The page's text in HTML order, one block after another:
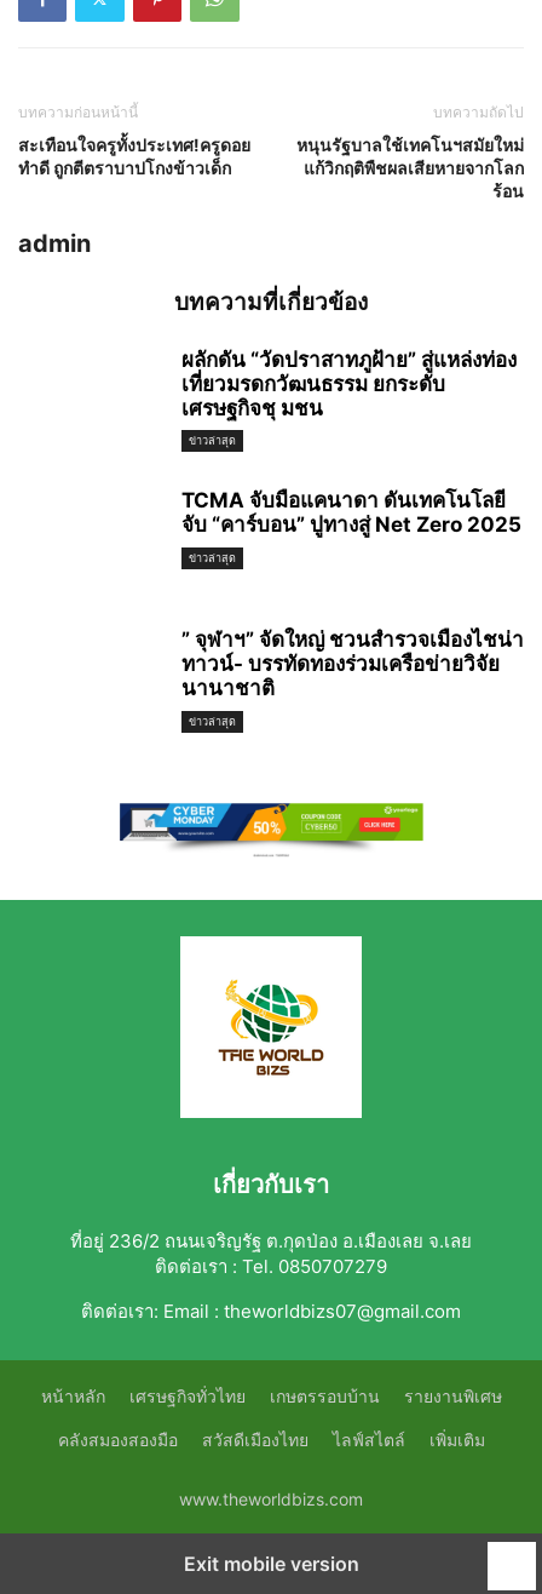
บทความก่อนหน้านี้
สะเทือนใจครูทั้งประเทศ!ครูดอย
ทำดี ถูกตีตราบาปโกงข้าวเด็ก
บทความถัดไป
หนุนรัฐบาลใช้เทคโนฯสมัยใหม่
แก้วิกฤติพืชผลเสียหายจากโลก
ร้อน
admin
บทความที่เกี่ยวข้อง
ผลักดัน “วัดปราสาทภูฝ้าย” สู่แหล่งท่อง
เที่ยวมรดกวัฒนธรรม ยกระดับ
เศรษฐกิจชุ มชน
ข่าวล่าสุด
TCMA จับมือแคนาดา ดันเทคโนโลยี
จับ “คาร์บอน” ปูทางสู่ Net Zero 2025
ข่าวล่าสุด
” จุฬาฯ” จัดใหญ่ ชวนสำรวจเมืองไชน่า
ทาวน์- บรรทัดทองร่วมเครือข่ายวิจัย
นานาชาติ
ข่าวล่าสุด
เกี่ยวกับเรา
ที่อยู่ 236/2 ถนนเจริญรัฐ ต.กุดป่อง อ.เมืองเลย จ.เลย
ติดต่อเรา : Tel. 0850707279
ติดต่อเรา: Email : theworldbizs07@gmail.com
หน้าหลัก เศรษฐกิจทั่วไทย เกษตรรอบบ้าน รายงานพิเศษ
คลังสมองสองมือ สวัสดีเมืองไทย ไลฟ์สไตล์ เพิ่มเติม
www.theworldbizs.com
Exit mobile version